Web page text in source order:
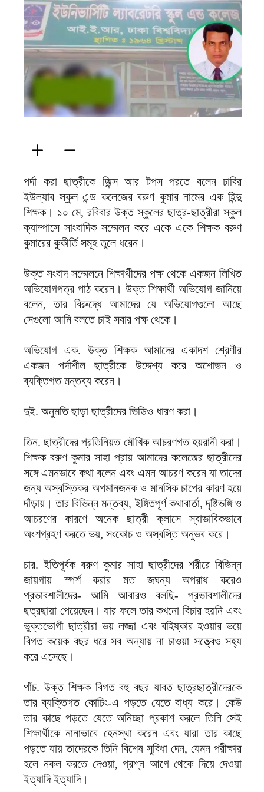
ফিরদাউস
পর্দা করা ছাত্রীকে জিন্স আর টপস পরতে বলেন ঢাবির
ইউল্যাব স্কুল এন্ড কলেজের বরুণ কুমার নামের এক হিন্দু
শিক্ষক। ১০ মে, রবিবার উক্ত স্কুলের ছাত্র-ছাত্রীরা স্কুল
ক্যাম্পাসে সাংবাদিক সম্মেলন করে একে একে শিক্ষক বরুণ
কুমারের কুকীর্তি সমূহ তুলে ধরেন।
উক্ত সংবাদ সম্মেলনে শিক্ষার্থীদের পক্ষ থেকে একজন লিখিত
অভিযোগপত্র পাঠ করেন। উক্ত শিক্ষার্থী অভিযোগ জানিয়ে
বলেন, তার বিরুদ্ধে আমাদের যে অভিযোগগুলো আছে
সেগুলো আমি বলতে চাই সবার পক্ষ থেকে।
অভিযোগ এক. উক্ত শিক্ষক আমাদের একাদশ শ্রেণীর
একজন পর্দাশীল ছাত্রীকে উদ্দেশ্য করে অশোভন ও
ব্যক্তিগত মন্তব্য করেন।
দুই. অনুমতি ছাড়া ছাত্রীদের ভিডিও ধারণ করা।
তিন. ছাত্রীদের প্রতিনিয়ত মৌখিক আচরণগত হয়রানী করা।
শিক্ষক বরুণ কুমার সাহা প্রায় আমাদের কলেজের ছাত্রীদের
সঙ্গে এমনভাবে কথা বলেন এবং এমন আচরণ করেন যা তাদের
জন্য অস্বস্তিকর অপমানজনক ও মানসিক চাপের কারণ হয়ে
দাঁড়ায়। তার বিভিন্ন মন্তব্য, ইঙ্গিতপূর্ণ কথাবার্তা, দৃষ্টিভঙ্গি ও
আচরণের কারণে অনেক ছাত্রী ক্লাসে স্বাভাবিকভাবে
অংশগ্রহণ করতে ভয়, সংকোচ ও অস্বস্তি অনুভব করে।
চার. ইতিপূর্বক বরুণ কুমার সাহা ছাত্রীদের শরীরে বিভিন্ন
জায়গায় স্পর্শ করার মত জঘন্য অপরাধ করেও
প্রভাবশালীদের- আমি আবারও বলছি- প্রভাবশালীদের
ছত্রছায়া পেয়েছেন। যার ফলে তার কখনো বিচার হয়নি এবং
ভুক্তভোগী ছাত্রীরা ভয় লজ্জা এবং বহিষ্কার হওয়ার ভয়ে
বিগত কয়েক বছর ধরে সব অন্যায় না চাওয়া সত্ত্বেও সহ্য
করে এসেছে।
পাঁচ. উক্ত শিক্ষক বিগত বহু বছর যাবত ছাত্রছাত্রীদেরকে
তার ব্যক্তিগত কোচিং-এ পড়তে যেতে বাধ্য করে। কেউ
তার কাছে পড়তে যেতে অনিচ্ছা প্রকাশ করলে তিনি সেই
শিক্ষার্থীকে নানাভাবে হেনস্থা করেন এবং যারা তার কাছে
পড়তে যায় তাদেরকে তিনি বিশেষ সুবিধা দেন, যেমন পরীক্ষার
হলে নকল করতে দেওয়া, প্রশ্ন আগে থেকে দিয়ে দেওয়া
ইত্যাদি ইত্যাদি।